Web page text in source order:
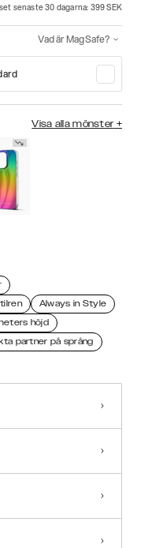
senaste 30 dagarna: 399 SEK
Vad är MagSafe?
Visa alla mönster +
Always in Style
höjd
partner på språng